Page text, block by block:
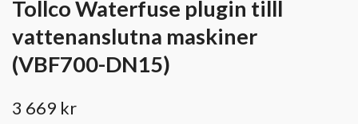
Tollco Waterfuse plugin tilll
vattenanslutna maskiner
(VBF700-DN15)
3 669 kr